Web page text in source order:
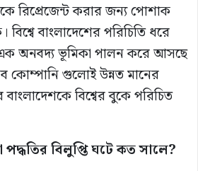
রিপ্রেজেন্ট করার জন্য পোশাক
বাংলাদেশের পরিচিতি ধরে
অনবদ্য ভূমিকা পালন করে আসছে
গুলোই উন্নত মানের
বিশ্বের বুকে পরিচিত
বিলুপ্তি ঘটে কত সালে?